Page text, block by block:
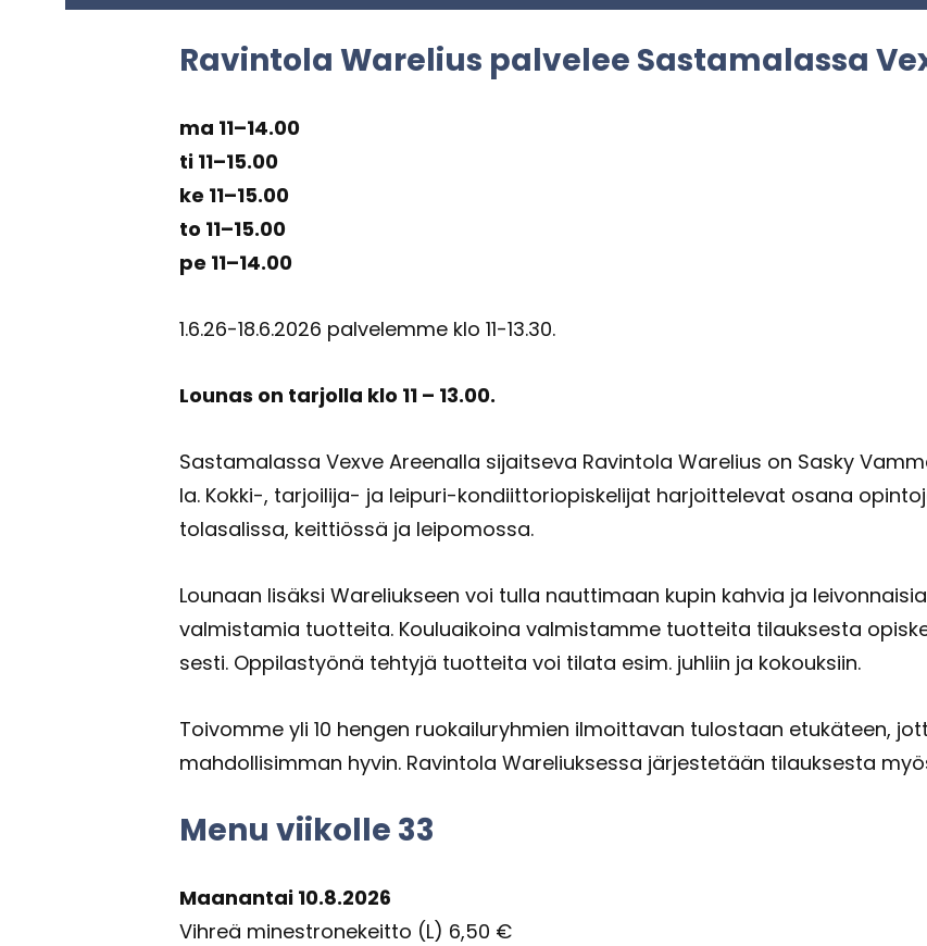
Ra­vin­to­la Warelius pal­ve­lee Sas­ta­ma­las­sa
ma 11–14.00
ti 11–15.00
ke 11–15.00
to 11–15.00
pe 11–14.00
1.6.26-18.6.2026 pal­ve­lem­me klo 11-13.30.
Lou­nas on tar­jol­la klo 11 – 13.00.
Sas­ta­ma­las­sa Vexve Aree­nal­la si­jait­se­va Ra­vin­to­la Warelius on Sasky
la. Kokki-​, tarjoilija-​ ja leipuri-​kondiittoriopiskelijat har­joit­te­le­vat osana
to­la­sa­lis­sa, keit­tiös­sä ja lei­po­mos­sa.
Lou­naan li­säk­si Wareliukseen voi tulla naut­ti­maan kupin kah­via ja
val­mis­ta­mia tuot­tei­ta. Kou­luai­koi­na val­mis­tam­me tuot­tei­ta ti­lauk­ses­ta
ses­ti. Op­pi­las­työ­nä teh­ty­jä tuot­tei­ta voi ti­la­ta esim. juh­liin ja ko­kouk­siin.
Toi­vom­me yli 10 hen­gen ruo­kai­lu­ryh­mien il­moit­ta­van tu­los­taan etu­kä­teen,
mah­dol­li­sim­man hyvin. Ra­vin­to­la Wareliuksessa jär­jes­te­tään ti­lauk­ses­ta
Menu vii­kol­le 33
Maa­nan­tai 10.8.2026
Vih­reä mi­ne­stro­ne­keit­to (L) 6,50 €